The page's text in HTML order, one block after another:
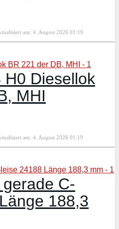
am: 4. August 2026 01:19
H0 Diesellok
MHI
am: 4. August 2026 01:19
C-
188,3